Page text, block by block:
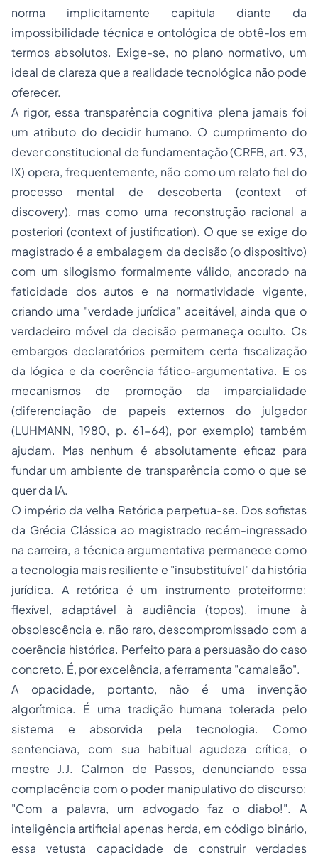
norma implicitamente capitula diante da
impossibilidade técnica e ontológica de obtê-los em
termos absolutos. Exige-se, no plano normativo, um
ideal de clareza que a realidade tecnológica não pode
oferecer.
A rigor, essa transparência cognitiva plena jamais foi
um atributo do decidir humano. O cumprimento do
dever constitucional de fundamentação (CRFB, art. 93,
IX) opera, frequentemente, não como um relato fiel do
processo mental de descoberta (context of
discovery), mas como uma reconstrução racional a
posteriori (context of justification). O que se exige do
magistrado é a embalagem da decisão (o dispositivo)
com um silogismo formalmente válido, ancorado na
faticidade dos autos e na normatividade vigente,
criando uma "verdade jurídica" aceitável, ainda que o
verdadeiro móvel da decisão permaneça oculto. Os
embargos declaratórios permitem certa fiscalização
da lógica e da coerência fático-argumentativa. E os
mecanismos de promoção da imparcialidade
(diferenciação de papeis externos do julgador
(LUHMANN, 1980, p. 61-64), por exemplo) também
ajudam. Mas nenhum é absolutamente eficaz para
fundar um ambiente de transparência como o que se
quer da IA.
O império da velha Retórica perpetua-se. Dos sofistas
da Grécia Clássica ao magistrado recém-ingressado
na carreira, a técnica argumentativa permanece como
a tecnologia mais resiliente e "insubstituível" da história
jurídica. A retórica é um instrumento proteiforme:
flexível, adaptável à audiência (topos), imune à
obsolescência e, não raro, descompromissado com a
coerência histórica. Perfeito para a persuasão do caso
concreto. É, por excelência, a ferramenta "camaleão".
A opacidade, portanto, não é uma invenção
algorítmica. É uma tradição humana tolerada pelo
sistema e absorvida pela tecnologia. Como
sentenciava, com sua habitual agudeza crítica, o
mestre J.J. Calmon de Passos, denunciando essa
complacência com o poder manipulativo do discurso:
"Com a palavra, um advogado faz o diabo!". A
inteligência artificial apenas herda, em código binário,
essa vetusta capacidade de construir verdades